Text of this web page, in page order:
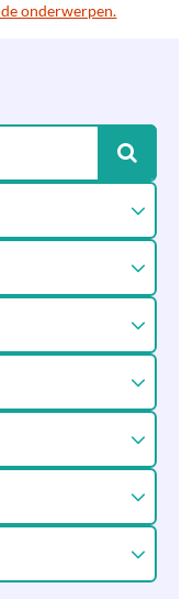
onderwerpen.